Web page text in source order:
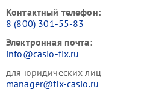
Контактный телефон:
8 (800) 301-55-83
Электронная почта:
info@casio-fix.ru
для юридических лиц
manager@fix-casio.ru